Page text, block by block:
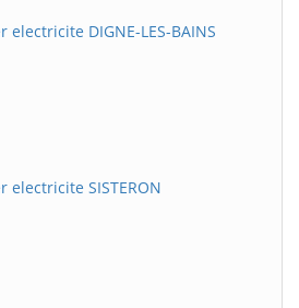
DIGNE-LES-BAINS
electricite SISTERON